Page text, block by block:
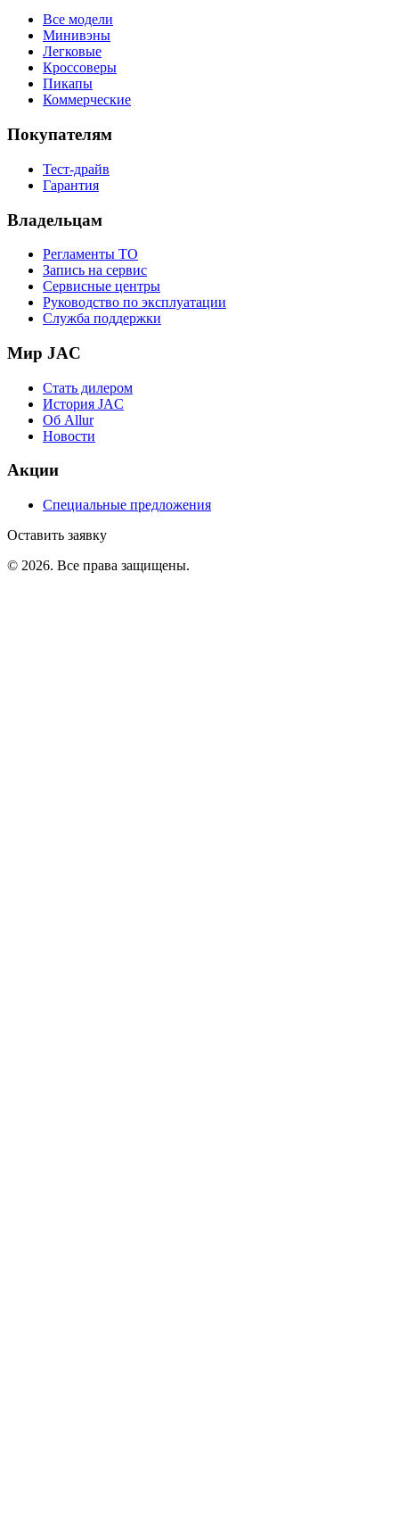
Все модели
Минивэны
Легковые
Кроссоверы
Пикапы
Коммерческие
Покупателям
Тест-драйв
Гарантия
Владельцам
Регламенты ТО
Запись на сервис
Сервисные центры
Руководство по эксплуатации
Служба поддержки
Мир JAC
Стать дилером
История JAC
Об Allur
Новости
Акции
Специальные предложения
Оставить заявку
© 2026. Все права защищены.